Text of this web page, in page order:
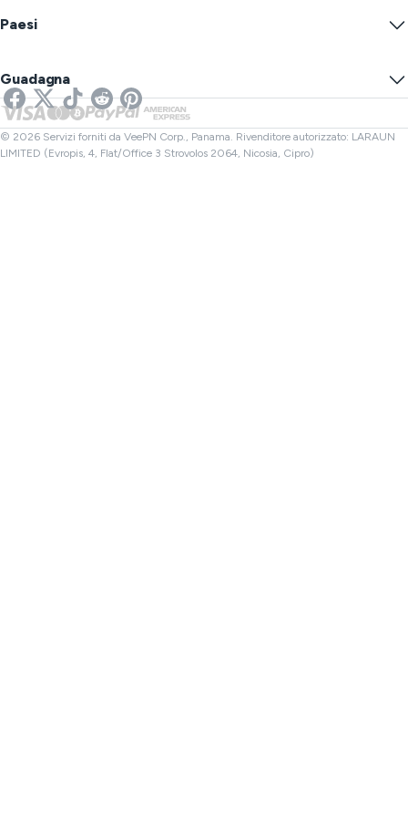
Blog
Preferenze cookie
IP Anonimo
VPN per Streaming
VPN per Netflix
Nascondi il tuo IP
SMS online
Controllo Link
Controllo File
Paesi
VPN Regno Unito
VPN Canada
VPN Turchia
Guadagna
Affiliati
© 2026 Servizi forniti da VeePN Corp., Panama. Rivenditore autorizzato: LARAUN
LIMITED (Evropis, 4, Flat/Office 3 Strovolos 2064, Nicosia, Cipro)